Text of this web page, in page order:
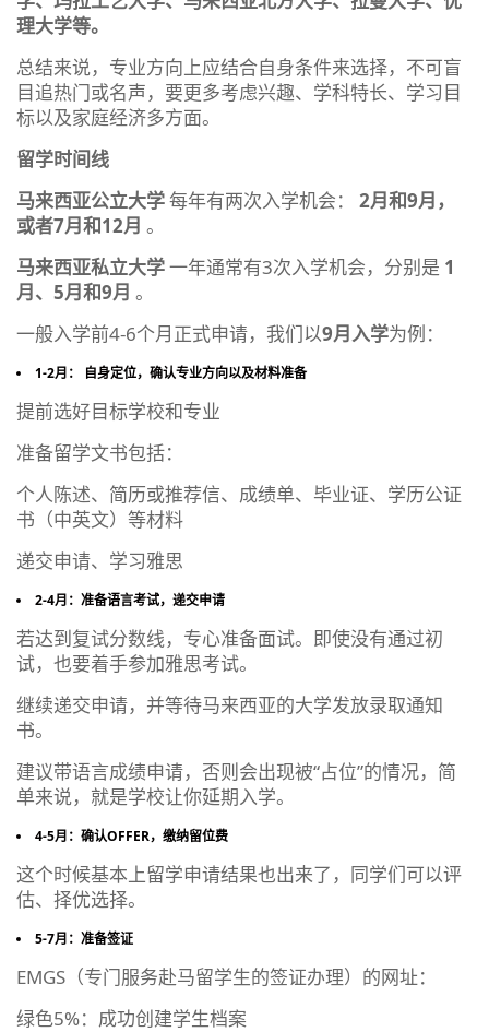
理大学等。
总结来说，专业方向上应结合自身条件来选择，不可盲
目追热门或名声，要更多考虑兴趣、学科特长、学习目
标以及家庭经济多方面。
留学时间线
马来西亚公立大学每年有两次入学机会： 2月和9月，
或者7月和12月 。
马来西亚私立大学一年通常有3次入学机会，分别是 1
月、5月和9月 。
一般入学前4-6个月正式申请，我们以9月入学为例：
1-2月： 自身定位，确认专业方向以及材料准备
提前选好目标学校和专业
准备留学文书包括：
个人陈述、简历或推荐信、成绩单、毕业证、学历公证
书（中英文）等材料
递交申请、学习雅思
2-4月：准备语言考试，递交申请
若达到复试分数线，专心准备面试。即使没有通过初
试，也要着手参加雅思考试。
继续递交申请，并等待马来西亚的大学发放录取通知
书。
建议带语言成绩申请，否则会出现被“占位”的情况，简
单来说，就是学校让你延期入学。
4-5月：确认OFFER，缴纳留位费
这个时候基本上留学申请结果也出来了，同学们可以评
估、择优选择。
5-7月：准备签证
EMGS（专门服务赴马留学生的签证办理）的网址：
绿色5%：成功创建学生档案